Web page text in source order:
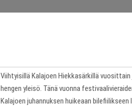
Viihtyisillä Kalajoen Hiekkasärkillä
hengen yleisö. Tänä vuonna
Kalajoen juhannuksen huikeaan